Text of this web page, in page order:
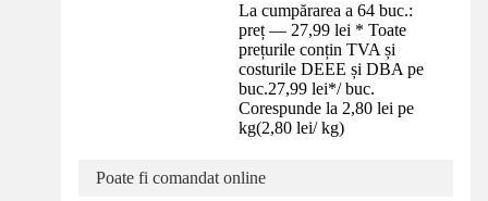
La cumpărarea a 64 buc.:
preț — 27,99 lei * Toate
prețurile conțin TVA și
costurile DEEE și DBA pe
buc.27,99 lei*/ buc.
Corespunde la 2,80 lei pe
kg(2,80 lei/ kg)
Poate fi comandat online